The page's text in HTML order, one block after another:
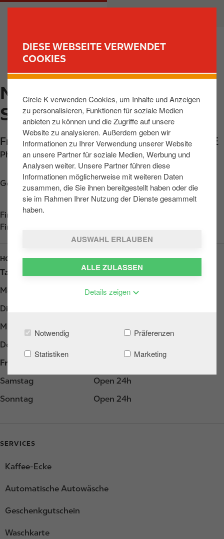
DIESE WEBSEITE VERWENDET
COOKIES
Circle K verwenden Cookies, um Inhalte und Anzeigen
zu personalisieren, Funktionen für soziale Medien
anbieten zu können und die Zugriffe auf unsere
Website zu analysieren. Außerdem geben wir
Informationen zu Ihrer Verwendung unserer Website
an unsere Partner für soziale Medien, Werbung und
Analysen weiter. Unsere Partner führen diese
Informationen möglicherweise mit weiteren Daten
zusammen, die Sie ihnen bereitgestellt haben oder die
sie im Rahmen Ihrer Nutzung der Dienste gesammelt
haben.
AUSWAHL ERLAUBEN
ALLE ZULASSEN
Details zeigen
Notwendig
Präferenzen
Statistiken
Marketing
u
m
I
h
a
M
v
MANNHEIM, FR.EBERT
STR
Fr.-Ebert-Strasse 14-16,Mannheim,68167 DE
Phone: +49621333545
Get directions
Find us onApp Store
Find us on
HOURS
Tag
Opening hours
Montag
Open 24h
Dienstag
Mittwoch
Donnerstag
Freitag
Samstag
Open 24h
Sonntag
Open 24h
SERVICES
Kaffee-Ecke
Automatische Autowäsche
Geschenkgutschein
Waschkarte